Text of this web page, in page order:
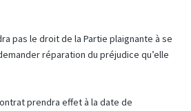
pas le droit de la Partie plaignante à se
réparation du préjudice qu’elle
prendra effet à la date de